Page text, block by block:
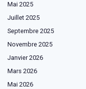
Mai 2025
Juillet 2025
Septembre 2025
Novembre 2025
Janvier 2026
Mars 2026
Mai 2026